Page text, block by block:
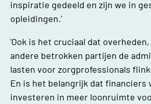
inspiratie gedeeld en zijn we in
opleidingen.'
'Ook is het cruciaal dat
andere betrokken partijen de
lasten voor zorgprofessionals
En is het belangrijk dat financiers
investeren in meer loonruimte